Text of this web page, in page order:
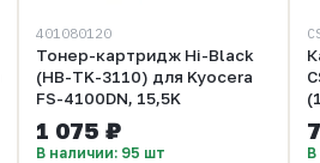
401080120
Тонер-картридж Hi-Black
(HB-TK-3110) для Kyocera
FS-4100DN, 15,5K
1 075 ₽
В наличии: 95 шт В